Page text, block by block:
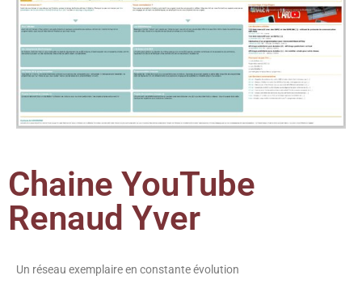
Chaine YouTube
Renaud Yver
Un réseau exemplaire en constante évolution